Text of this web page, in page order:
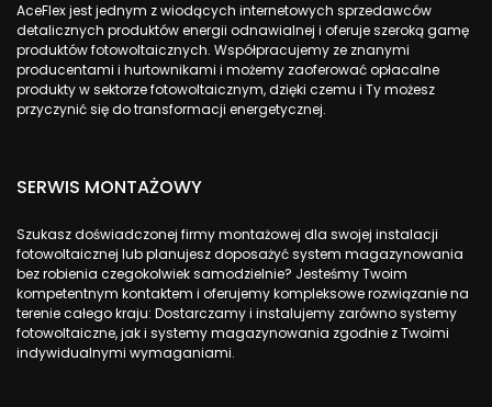
AceFlex jest jednym z wiodących internetowych sprzedawców
detalicznych produktów energii odnawialnej i oferuje szeroką gamę
produktów fotowoltaicznych. Współpracujemy ze znanymi
producentami i hurtownikami i możemy zaoferować opłacalne
produkty w sektorze fotowoltaicznym, dzięki czemu i Ty możesz
przyczynić się do transformacji energetycznej.
SERWIS MONTAŻOWY
Szukasz doświadczonej firmy montażowej dla swojej instalacji
fotowoltaicznej lub planujesz doposażyć system magazynowania
bez robienia czegokolwiek samodzielnie? Jesteśmy Twoim
kompetentnym kontaktem i oferujemy kompleksowe rozwiązanie na
terenie całego kraju: Dostarczamy i instalujemy zarówno systemy
fotowoltaiczne, jak i systemy magazynowania zgodnie z Twoimi
indywidualnymi wymaganiami.